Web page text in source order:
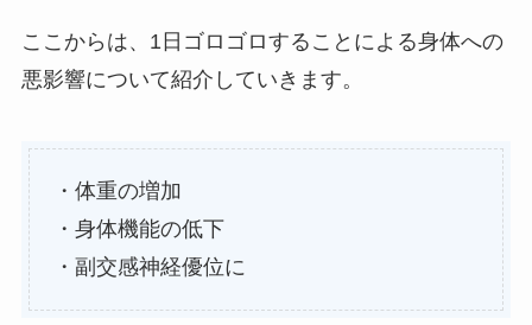
ここからは、1日ゴロゴロすることによる身体への
悪影響について紹介していきます。
・体重の増加
・身体機能の低下
・副交感神経優位に